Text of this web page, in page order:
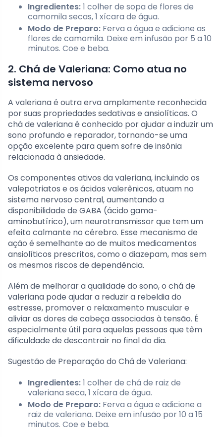
Ingredientes:1 colher de sopa de flores de
camomila secas, 1 xícara de água.
Modo de Preparo: Ferva a água e adicione as
flores de camomila. Deixe em infusão por 5 a 10
minutos. Coe e beba.
2. Chá de Valeriana: Como atua no
sistema nervoso
A valeriana é outra erva amplamente reconhecida
por suas propriedades sedativas e ansiolíticas. O
chá de valeriana é conhecido por ajudar a induzir um
sono profundo e reparador, tornando-se uma
opção excelente para quem sofre de insônia
relacionada à ansiedade.
Os componentes ativos da valeriana, incluindo os
valepotriatos e os ácidos valerênicos, atuam no
sistema nervoso central, aumentando a
disponibilidade de GABA (ácido gama-
aminobutírico), um neurotransmissor que tem um
efeito calmante no cérebro. Esse mecanismo de
ação é semelhante ao de muitos medicamentos
ansiolíticos prescritos, como o diazepam, mas sem
os mesmos riscos de dependência.
Além de melhorar a qualidade do sono, o chá de
valeriana pode ajudar a reduzir a rebeldia do
estresse, promover o relaxamento muscular e
aliviar as dores de cabeça associadas à tensão. É
especialmente útil para aquelas pessoas que têm
dificuldade de descontrair no final do dia.
Sugestão de Preparação do Chá de Valeriana:
Ingredientes:1 colher de chá de raiz de
valeriana seca, 1 xícara de água.
Modo de Preparo: Ferva a água e adicione a
raiz de valeriana. Deixe em infusão por 10 a 15
minutos. Coe e beba.